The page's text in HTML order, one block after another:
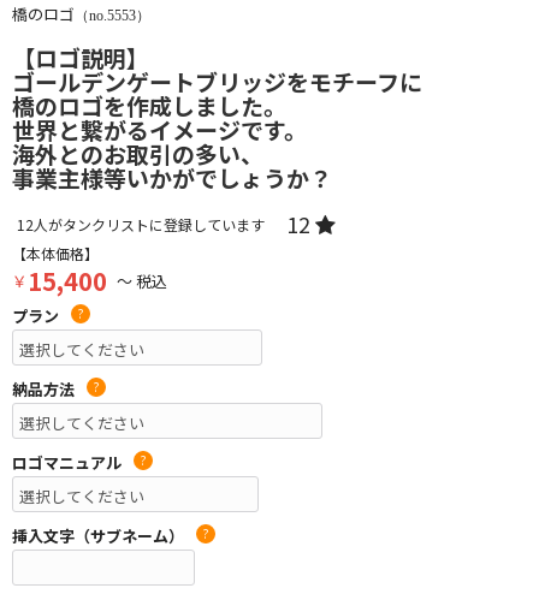
橋のロゴ （no.5553）
【ロゴ説明】
ゴールデンゲートブリッジをモチーフに
橋のロゴを作成しました。
世界と繋がるイメージです。
海外とのお取引の多い、
事業主様等いかがでしょうか？
12人がタンクリストに登録しています 12
【本体価格】
￥ 15,400 ～ 税込
プラン
?
納品方法 ?
ロゴマニュアル ?
挿入文字（サブネーム） ?